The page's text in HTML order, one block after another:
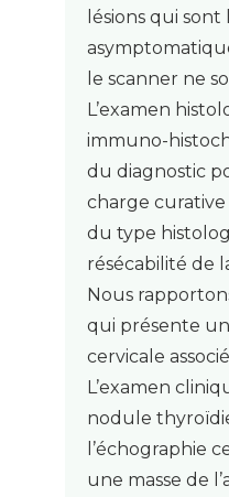
lésions qui
le scanner ne
L’examen
immuno-
du diagnostic
charge
du type
résécabilité de
Nous
qui présente
cervicale
L’examen
nodule
l’échographie
une masse de